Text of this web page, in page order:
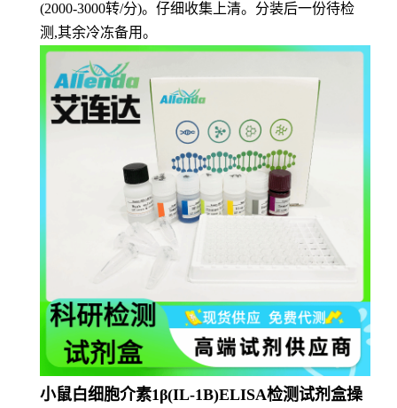
(2000-3000转/分)。仔细收集上清。分装后一份待检
测,其余冷冻备用。
小鼠白细胞介素1β(IL-1B)ELISA检测试剂盒操